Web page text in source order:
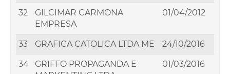
32
GILCIMAR CARMONA
EMPRESA
01/04/2012
33 GRAFICA CATOLICA LTDA ME 24/10/2016
34
GRIFFO PROPAGANDA E
01/03/2016